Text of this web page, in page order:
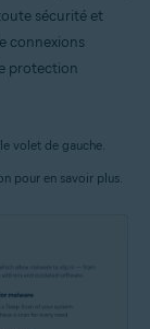
sécurité et
connexions
protection
volet de gauche.
pour en savoir plus.